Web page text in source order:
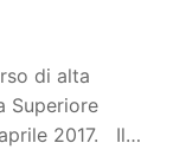
di alta
Superiore
aprile 2017. Il…